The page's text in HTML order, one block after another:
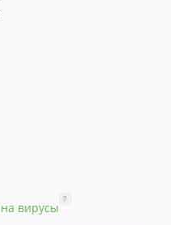
вирусы
?